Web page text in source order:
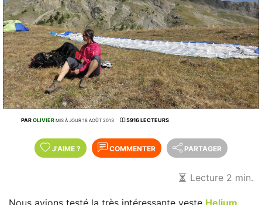
PAROLIVIER MIS À JOUR 18 AOÛT 2013 5916 LECTEURS
J'AIME ? COMMENTER PARTAGER
Lecture 2 min.